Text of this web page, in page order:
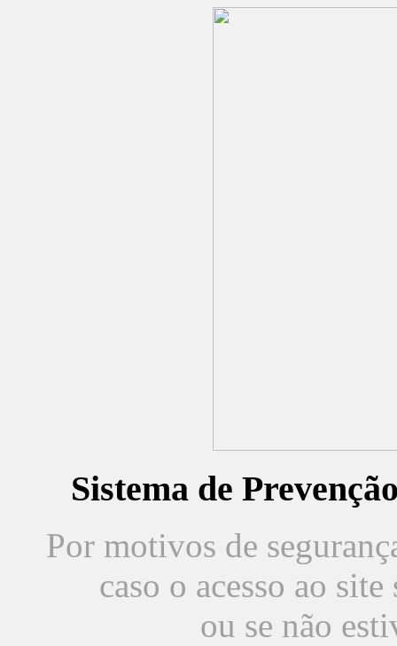
Sistema de
Por motivos de
caso o acesso ao
ou se não